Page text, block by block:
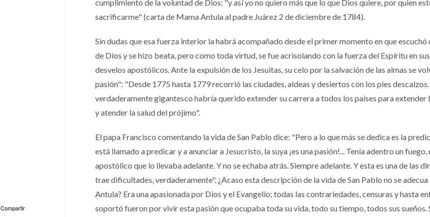
cumplimiento de la voluntad de Dios: "y así yo no quiero más que lo que Dios quiere, por quien
sacrificarme" (carta de Mama Antula al padre Juárez 2 de diciembre de 1784).
Sin dudas que esa fuerza interior la habrá acompañado desde el primer momento en que escuchó
de Dios y se hizo beata, pero como toda virtud, se fue acrisolando con la fuerza del Espíritu en
desvelos apostólicos. Ante la expulsión de los Jesuitas, su celo por la salvación de las almas se
pasión": "Desde 1775 hasta 1779 recorrió las ciudades, aldeas y desiertos con los pies
verdaderamente gigantesco habría querido extender su carrera a todos los países para extender
y atender la salud del prójimo".
El papa Francisco comentando la vida de San Pablo dice: "Pero a lo que más se dedica es la
está llamado a predicar y a anunciar a Jesucristo, la suya ¡es una pasión!... Tenía adentro un fuego,
apostólico que lo llevaba adelante. Y no se echaba atrás. Siempre adelante. Y esta es una de las
trae dificultades, verdaderamente". ¿Acaso esta descripción de la vida de San Pablo no se
Antula? Era una apasionada por Dios y el Evangelio; todas las contrariedades, censuras y hasta
soportó fueron por vivir esta pasión que ocupaba toda su vida, todo su tiempo, todos sus
Compartir